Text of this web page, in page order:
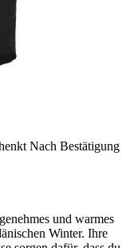
Nach Bestätigung
und warmes
Winter. Ihre